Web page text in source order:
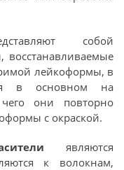
собой
восстанавливаемые
лейкоформы, в
в основном на
они повторно
с окраской.
являются
к волокнам,